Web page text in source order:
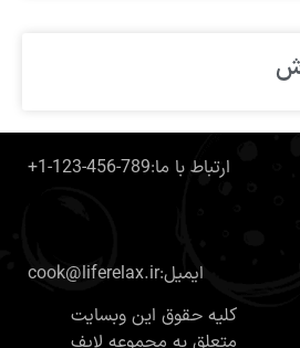
+1-123-456-789:ارتباط با ما
cook@liferelax.ir:ایمیل
کلیه حقوق این وبسایت